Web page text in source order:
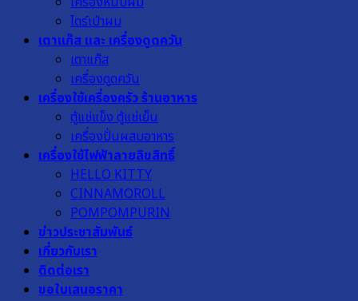
ไดร์เป่าผม
เตาแก๊ส และ เครื่องดูดควัน
เตาแก๊ส
เครื่องดูดควัน
เครื่องใช้เครื่องครัว ร้านอาหาร
ตู้แช่แข็ง ตู้แช่เย็น
เครื่องปั่นผสมอาหาร
เครื่องใช้ไฟฟ้าลายลิขสิทธิ์
HELLO KITTY
CINNAMOROLL
POMPOMPURIN
ข่าวประชาสัมพันธ์
เกี่ยวกับเรา
ติดต่อเรา
ขอใบเสนอราคา